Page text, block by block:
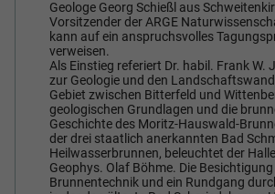
Geologe Georg Schießl aus
Vorsitzender der ARGE
kann auf ein anspruchsvolles
verweisen.
Als Einstieg referiert Dr. habil. Frank W.
zur Geologie und den
Gebiet zwischen Bitterfeld und
geologischen Grundlagen und die
Geschichte des Moritz-Hauswald-
der drei staatlich anerkannten Bad
Heilwasserbrunnen, beleuchtet der
Geophys. Olaf Böhme. Die
Brunnentechnik und ein Rundgang